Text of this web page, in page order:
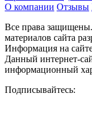
О компании Отзывы
Все права
материалов сайта
Информация на
Данный интернет-
информационный
Подписывайтесь: